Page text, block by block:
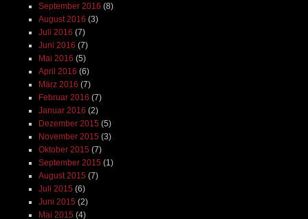
September 2016 (8)
August 2016 (3)
Juli 2016 (7)
Juni 2016 (7)
Mai 2016 (5)
April 2016 (6)
März 2016 (7)
Februar 2016 (7)
Januar 2016 (2)
Dezember 2015 (5)
November 2015 (3)
Oktober 2015 (7)
September 2015 (1)
August 2015 (7)
Juli 2015 (6)
Juni 2015 (2)
Mai 2015 (4)